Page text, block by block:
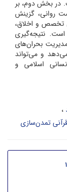
در بخش دوم، بر
روانی، گزینش
تخصص و اخلاق،
است. نتیجه‌گیری
بحران‌های
و می‌تواند
اسلامی و
تمدن‌سازی